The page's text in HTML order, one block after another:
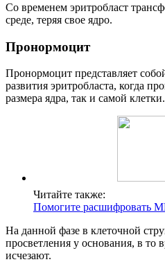
Со временем эритробласт
среде, теряя свое ядро.
Пронормоцит
Пронормоцит представляет
развития эритробласта, когда
размера ядра, так и самой клетки.
Читайте также:
Помогите расшифровать
На данной фазе в клеточной
просветления у основания, в то
исчезают.